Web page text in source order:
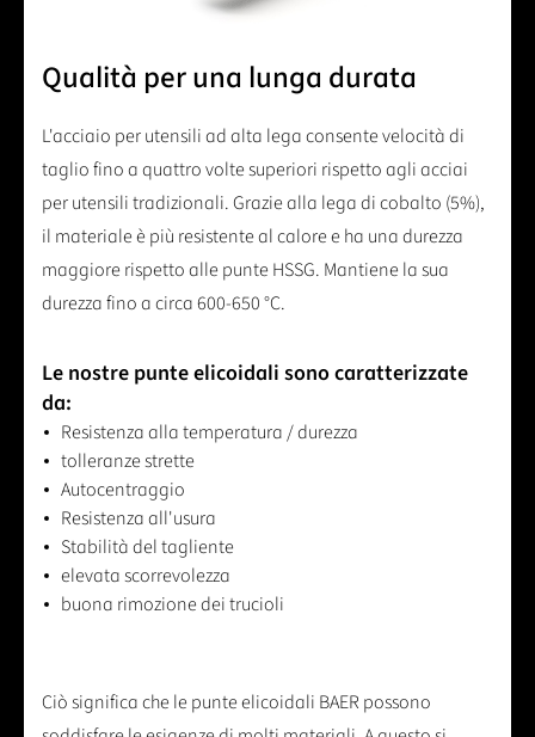
Qualità per una lunga durata
L'acciaio per utensili ad alta lega consente velocità di
taglio fino a quattro volte superiori rispetto agli acciai
per utensili tradizionali. Grazie alla lega di cobalto (5%),
il materiale è più resistente al calore e ha una durezza
maggiore rispetto alle punte HSSG. Mantiene la sua
durezza fino a circa 600-650 °C.
Le nostre punte elicoidali sono caratterizzate
da:
Resistenza alla temperatura / durezza
tolleranze strette
Autocentraggio
Resistenza all'usura
Stabilità del tagliente
elevata scorrevolezza
buona rimozione dei trucioli
Ciò significa che le punte elicoidali BAER possono